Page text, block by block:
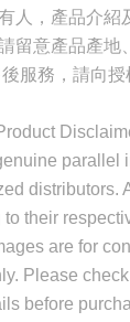
人，產品介紹
留意產品產地
服務，請向
parallel
distributors.
their
are for
Please
before